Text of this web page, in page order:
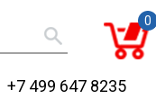
0
+7 499 647 8235